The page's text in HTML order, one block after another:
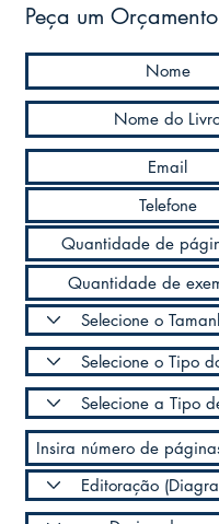
Peça um Orçamento